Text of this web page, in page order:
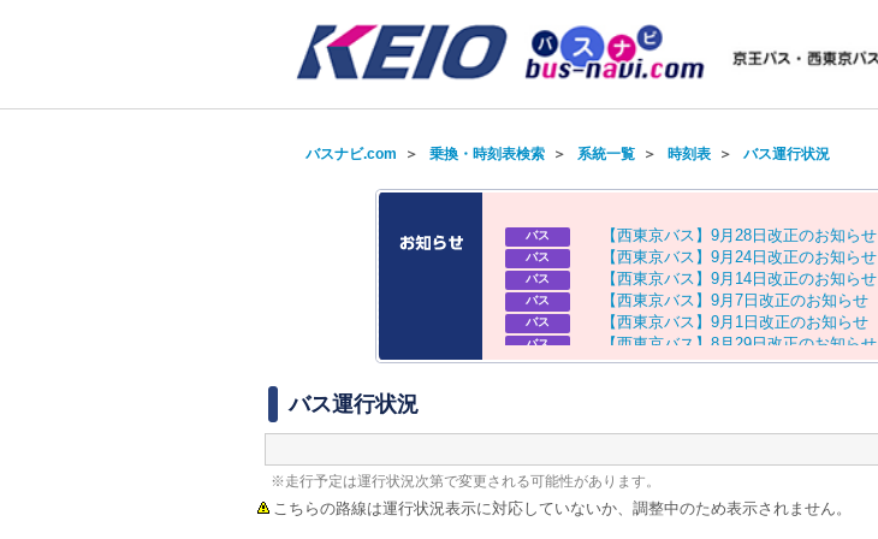
バスナビ.com ＞ 乗換・時刻表検索＞ 系統一覧＞ 時刻表＞ バス運行状況
バス 【西東京バス 】 9月 28 日 改正のお知 らせ
バス 【西東京バス 】 9月 24 日 改正のお知 らせ
バス 【西東京バス 】 9月 14 日 改正のお知 らせ
バス 【西東京バス 】 9月 7 日 改正のお知 らせ
バス 【西東京バス 】 9月 1 日 改正のお知 らせ
バス 【西東京バス 】 8 月 29日改正のお知 らせ
バス 【京王バス】お盆ダイヤのお知らせ
バス運行状況
※走行予定は運行状況次第で変更される可能性があります。
こちらの路線は運行状況表示に対応していないか、調整中のため表示されません。